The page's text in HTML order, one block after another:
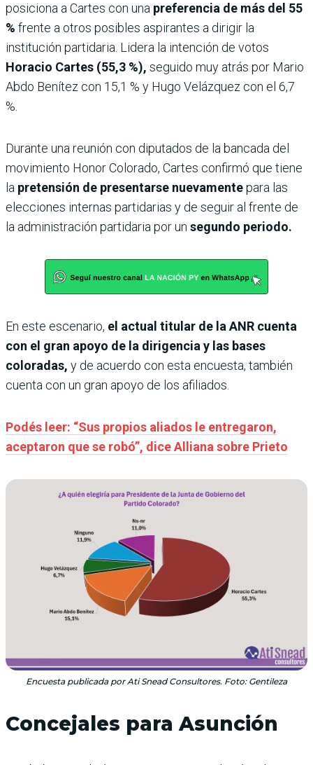
posiciona a Cartes con una preferencia de más del 55
% frente a otros posibles aspirantes a dirigir la
institución partidaria. Lidera la intención de votos
Horacio Cartes (55,3 %), seguido muy atrás por Mario
Abdo Benítez con 15,1 % y Hugo Velázquez con el 6,7
%.
Durante una reunión con diputados de la bancada del
movimiento Honor Colorado, Cartes confirmó que tiene
la pretensión de presentarse nuevamentepara las
elecciones internas partidarias y de seguir al frente de
la administración partidaria por un segundo periodo.
En este escenario, el actual titular de la ANR cuenta
con el gran apoyo de la dirigencia y las bases
coloradas, y de acuerdo con esta encuesta, también
cuenta con un gran apoyo de los afiliados.
Podés leer: “Sus propios aliados le entregaron,
aceptaron que se robó”, dice Alliana sobre Prieto
Encuesta publicada por Ati Snead Consultores. Foto: Gentileza
Concejales para Asunción